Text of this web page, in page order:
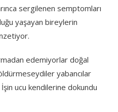
sergilenen semptomları
yaşayan bireylerin
edemiyorlar doğal
yabancılar
ucu kendilerine dokundu